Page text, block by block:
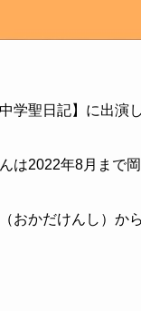
学聖日記】に出演
は2022年8月まで
おかだけんし）か